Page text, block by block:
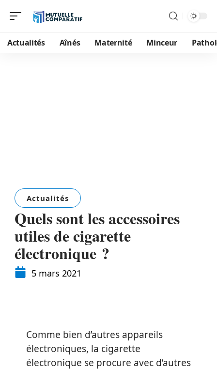
Actualités Aînés Maternité Minceur
Actualités
Quels sont les accessoires
utiles de cigarette
électronique ?
5 mars 2021
Comme bien d’autres appareils
électroniques, la cigarette
électronique se procure avec d’autres